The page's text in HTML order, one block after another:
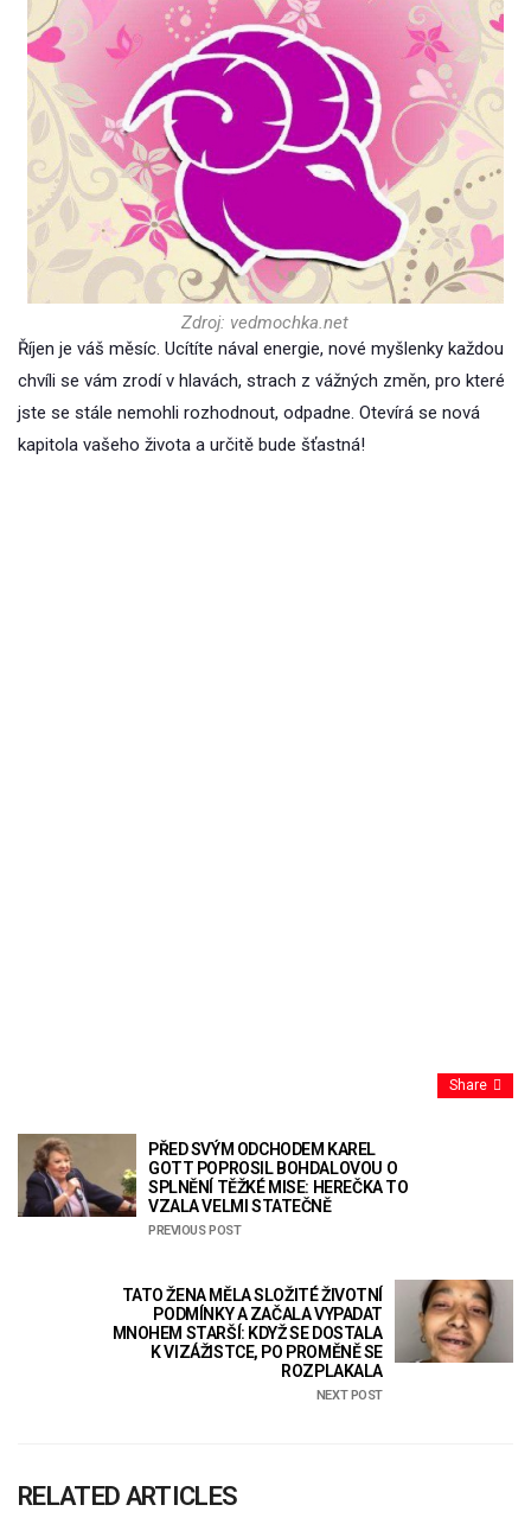
Zdroj: vedmochka.net
Říjen je váš měsíc. Ucítíte nával energie, nové myšlenky každou
chvíli se vám zrodí v hlavách, strach z vážných změn, pro které
jste se stále nemohli rozhodnout, odpadne. Otevírá se nová
kapitola vašeho života a určitě bude šťastná!
Share
PŘED SVÝM ODCHODEM KAREL
GOTT POPROSIL BOHDALOVOU O
SPLNĚNÍ TĚŽKÉ MISE: HEREČKA TO
VZALA VELMI STATEČNĚ
PREVIOUS POST
TATO ŽENA MĚLA SLOŽITÉ ŽIVOTNÍ
PODMÍNKY A ZAČALA VYPADAT
MNOHEM STARŠÍ: KDYŽ SE DOSTALA
K VIZÁŽISTCE, PO PROMĚNĚ SE
ROZPLAKALA
NEXT POST
RELATED ARTICLES